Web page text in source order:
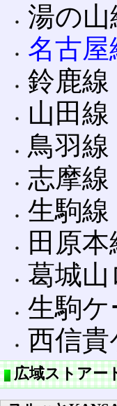
湯の山
名古屋
鈴鹿線
山田線
鳥羽線
志摩線
生駒線
田原本
葛城山
生駒
西信
広域ストアー